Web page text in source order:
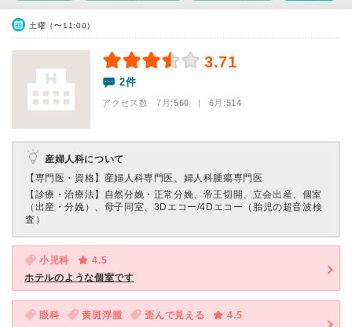
土曜（〜11:00）
3.71
2件
アクセス数 7月:560 | 6月:514
産婦人科について
【専門医・資格】 産婦人科専門医、婦人科腫瘍専門医
【診療・治療法】 自然分娩・正常分娩、帝王切開、立会出産、個室
（出産・分娩）、母子同室、3Dエコー/4Dエコー（胎児の超音波検
査）
小児科
4.5
ホテルのような個室です
眼科 黄斑浮腫 歪んで見える 4.5